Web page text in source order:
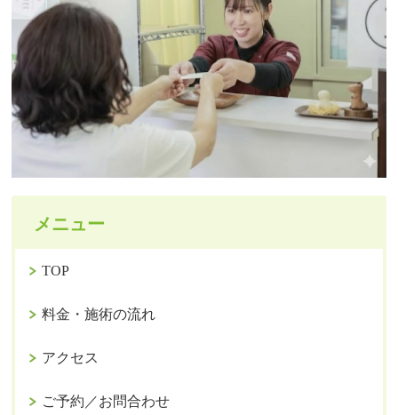
メニュー
TOP
料金・施術の流れ
アクセス
ご予約／お問合わせ